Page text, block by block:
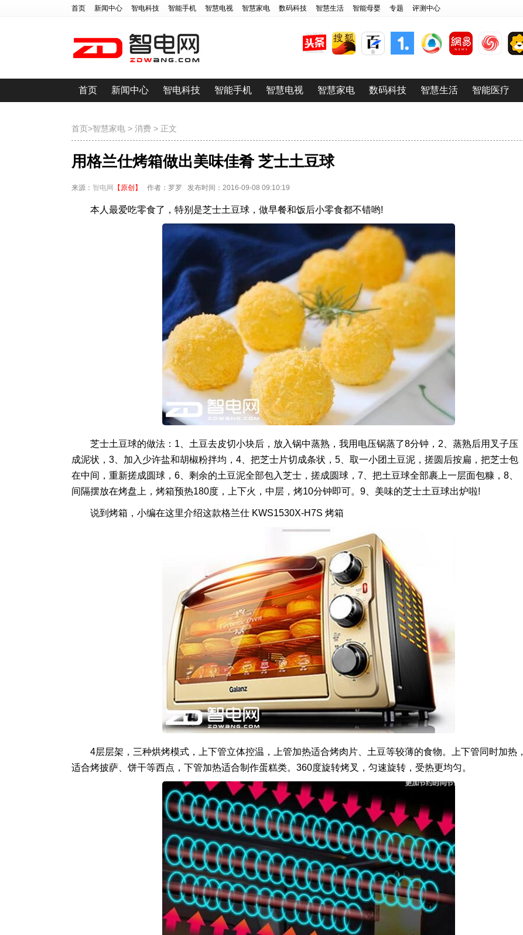
首页 新闻中心 智电科技 智能手机 智慧电视 智慧家电 数码科技 智慧生活 智能母婴 专题 评测中心
首页 新闻中心 智电科技 智能手机 智慧电视 智慧家电 数码科技 智慧生活 智能医疗
首页>智慧家电 > 消费 > 正文
用格兰仕烤箱做出美味佳肴 芝士土豆球
来源： 智电网 【原创】 作者：罗罗 发布时间：2016-09-08 09:10:19
本人最爱吃零食了，特别是芝士土豆球，做早餐和饭后小零食都不错哟!
芝士土豆球的做法：1、土豆去皮切小块后，放入锅中蒸熟，我用电压锅蒸了8分钟，2、蒸熟后用叉子压
成泥状，3、加入少许盐和胡椒粉拌均，4、把芝士片切成条状，5、取一小团土豆泥，搓圆后按扁，把芝士包
在中间，重新搓成圆球，6、剩余的土豆泥全部包入芝士，搓成圆球，7、把土豆球全部裹上一层面包糠，8、
间隔摆放在烤盘上，烤箱预热180度，上下火，中层，烤10分钟即可。9、美味的芝士土豆球出炉啦!
说到烤箱，小编在这里介绍这款格兰仕 KWS1530X-H7S 烤箱
4层层架，三种烘烤模式，上下管立体控温，上管加热适合烤肉片、土豆等较薄的食物。上下管同时加热，
适合烤披萨、饼干等西点，下管加热适合制作蛋糕类。360度旋转烤叉，匀速旋转，受热更均匀。